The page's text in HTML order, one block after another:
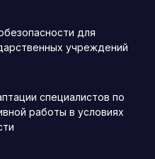
для
учреждений
специалистов по
работы в условиях